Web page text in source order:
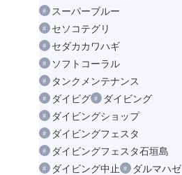
スーパーブルー
セソコテグリ
セダカカワハギ
ソフトコーラル
タンクメンテナンス
ダイビグ
ダイビング
ダイビングショップ
ダイビングフェスタ
ダイビングフェスタ石垣島
ダイビング中止
ダルマハゼ